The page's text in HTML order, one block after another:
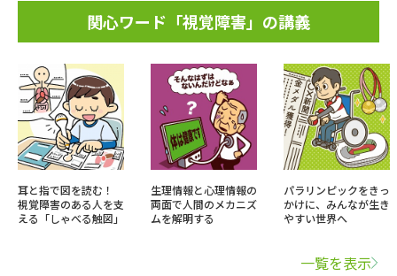
関心ワード「視覚障害」の講義
耳と指で図を読む！
視覚障害のある人を支
える「しゃべる触図」
生理情報と心理情報の
両面で人間のメカニズ
ムを解明する
パラリンピックをきっ
かけに、みんなが生き
やすい世界へ
一覧を表示